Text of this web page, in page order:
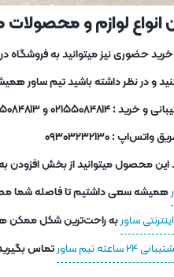
لوازم و محصولات
و در نظر داشته باشید تیم ساور
۰۲۱۵۵۰۸۴۸۱۴ و ۰۲۱۵۵۰۸۴۸۱۳
: ۰۹۳۰۳۲۳۲۱۳۰
این محصول میتوانید از بخش افزودن
همیشه سعی داشتیم تا فاصله شما
ساوربه راحت‌ترین شکل ممکن
۲۴ ساعته تیم ساور تماس